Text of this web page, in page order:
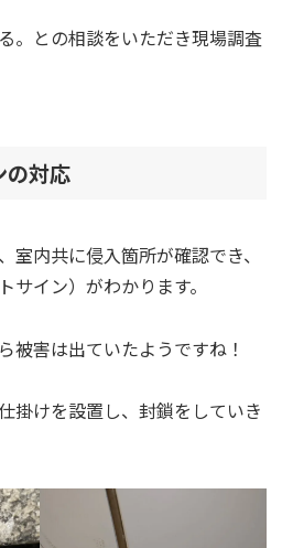
。との相談をいただき現場調査
の対応
室内共に侵入箇所が確認でき、
サイン）がわかります。
被害は出ていたようですね！
掛けを設置し、封鎖をしていき